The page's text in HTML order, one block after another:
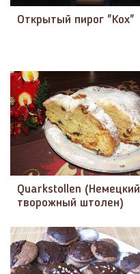
Открытый пирог "Кох"
Quarkstollen (Немецкий
творожный штолен)